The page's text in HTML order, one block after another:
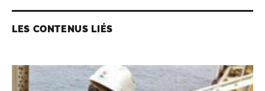
LES CONTENUS LIÉS